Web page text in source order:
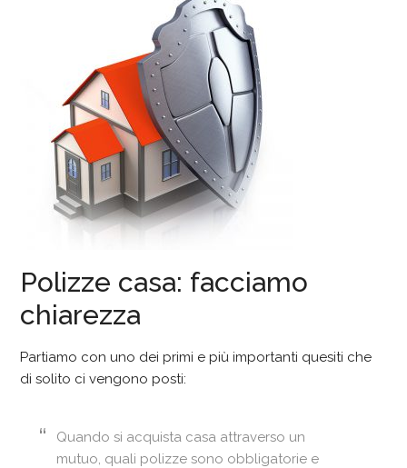
Polizze casa: facciamo
chiarezza
Partiamo con uno dei primi e più importanti quesiti che
di solito ci vengono posti:
Quando si acquista casa attraverso un
mutuo, quali polizze sono obbligatorie e